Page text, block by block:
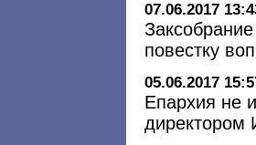
07.06.2017
повестку
05.06.2017
Епархия не
директором